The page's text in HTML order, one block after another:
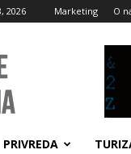
2026 Marketing O
PRIVREDA